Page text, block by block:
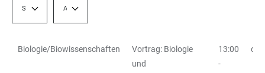
Setting Anmeldepflicht
Biologie/Biowissenschaften
Vortrag: Biologie
und
13:00
-